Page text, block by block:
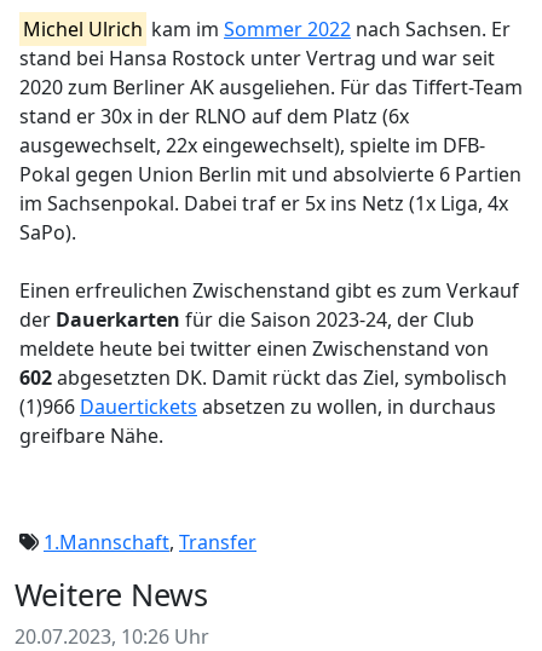
Michel Ulrich kam im Sommer 2022 nach Sachsen. Er
stand bei Hansa Rostock unter Vertrag und war seit
2020 zum Berliner AK ausgeliehen. Für das Tiffert-Team
stand er 30x in der RLNO auf dem Platz (6x
ausgewechselt, 22x eingewechselt), spielte im DFB-
Pokal gegen Union Berlin mit und absolvierte 6 Partien
im Sachsenpokal. Dabei traf er 5x ins Netz (1x Liga, 4x
SaPo).
Einen erfreulichen Zwischenstand gibt es zum Verkauf
der Dauerkarten für die Saison 2023-24, der Club
meldete heute bei twitter einen Zwischenstand von
602abgesetzten DK. Damit rückt das Ziel, symbolisch
(1)966 Dauertickets absetzen zu wollen, in durchaus
greifbare Nähe.
1.Mannschaft, Transfer
Weitere News
20.07.2023, 10:26 Uhr